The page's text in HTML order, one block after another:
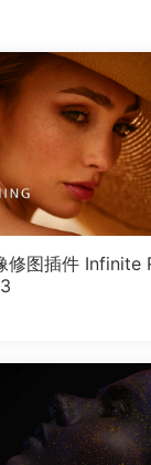
算机系统满足
图像处理工具
修图插件 Infinite